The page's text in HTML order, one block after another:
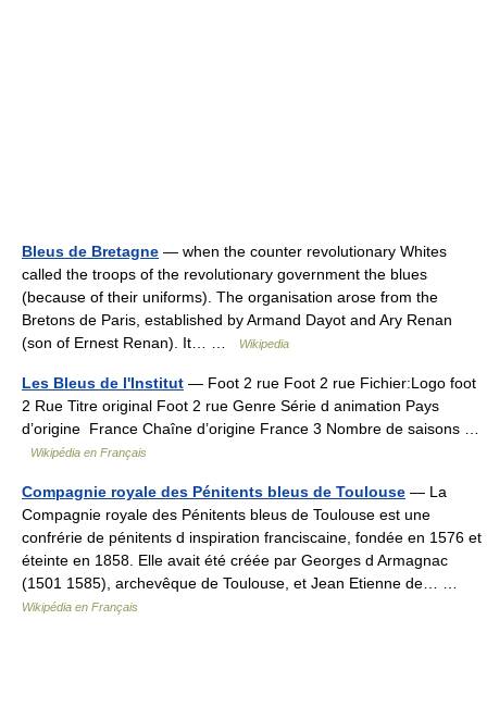
Bleus de Bretagne — when the counter revolutionary Whites
called the troops of the revolutionary government the blues
(because of their uniforms). The organisation arose from the
Bretons de Paris, established by Armand Dayot and Ary Renan
(son of Ernest Renan). It… …
Wikipedia
Les Bleus de l'Institut — Foot 2 rue Foot 2 rue Fichier:Logo foot
2 Rue Titre original Foot 2 rue Genre Série d animation Pays
d’origine France Chaîne d’origine France 3 Nombre de saisons …
Wikipédia en Français
Compagnie royale des Pénitents bleus de Toulouse — La
Compagnie royale des Pénitents bleus de Toulouse est une
confrérie de pénitents d inspiration franciscaine, fondée en 1576 et
éteinte en 1858. Elle avait été créée par Georges d Armagnac
(1501 1585), archevêque de Toulouse, et Jean Etienne de… …
Wikipédia en Français